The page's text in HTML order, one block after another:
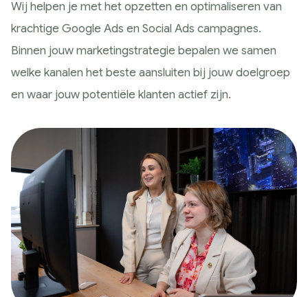
Presteren
SEO & GEO
Google Analytics
Conversie en optimalisatie
Google / Social Ads
Innoveren
AI toepassingen
Marketing technologie
Wij helpen je met het opzetten en optimaliseren van
krachtige Google Ads en Social Ads campagnes.
Binnen jouw marketingstrategie bepalen we samen
welke kanalen het beste aansluiten bij jouw doelgroep
en waar jouw potentiële klanten actief zijn.